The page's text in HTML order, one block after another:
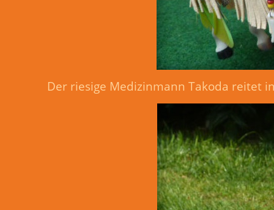
Der riesige Medizinmann Takoda reitet